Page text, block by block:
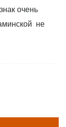
очень
не